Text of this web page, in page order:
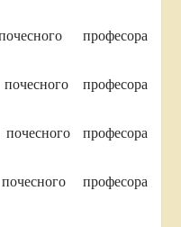
професора
почесного професора
почесного професора
почесного професора